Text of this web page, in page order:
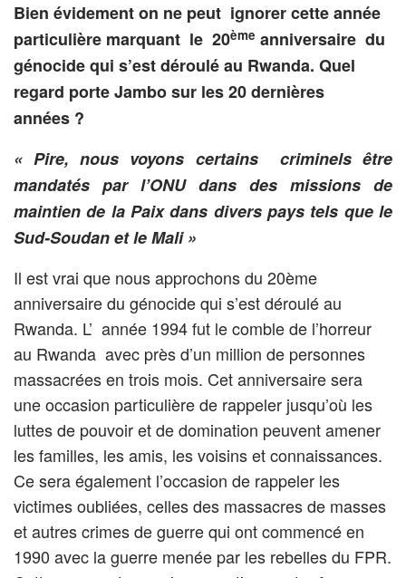
Bien évidement on ne peut ignorer cette année
particulière marquant le 20ème anniversaire du
génocide qui s’est déroulé au Rwanda. Quel
regard porte Jambo sur les 20 dernières
années ?
« Pire, nous voyons certains criminels être
mandatés par l’ONU dans des missions de
maintien de la Paix dans divers pays tels que le
Sud-Soudan et le Mali »
Il est vrai que nous approchons du 20ème
anniversaire du génocide qui s’est déroulé au
Rwanda. L’ année 1994 fut le comble de l’horreur
au Rwanda avec près d’un million de personnes
massacrées en trois mois. Cet anniversaire sera
une occasion particulière de rappeler jusqu’où les
luttes de pouvoir et de domination peuvent amener
les familles, les amis, les voisins et connaissances.
Ce sera également l’occasion de rappeler les
victimes oubliées, celles des massacres de masses
et autres crimes de guerre qui ont commencé en
1990 avec la guerre menée par les rebelles du FPR.